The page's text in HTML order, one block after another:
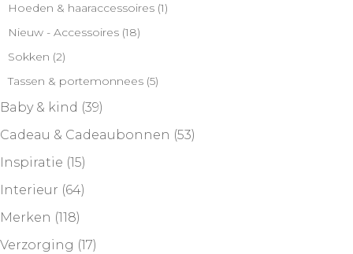
Hoeden & haaraccessoires (1)
Nieuw - Accessoires (18)
Sokken (2)
Tassen & portemonnees (5)
Baby & kind (39)
Cadeau & Cadeaubonnen (53)
Inspiratie (15)
Interieur (64)
Merken (118)
Verzorging (17)